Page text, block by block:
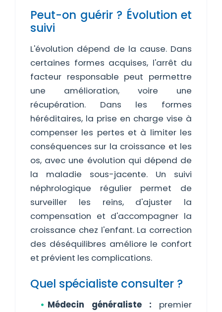
Peut-on guérir ? Évolution et
suivi
L'évolution dépend de la cause. Dans
certaines formes acquises, l'arrêt du
facteur responsable peut permettre
une amélioration, voire une
récupération. Dans les formes
héréditaires, la prise en charge vise à
compenser les pertes et à limiter les
conséquences sur la croissance et les
os, avec une évolution qui dépend de
la maladie sous-jacente. Un suivi
néphrologique régulier permet de
surveiller les reins, d'ajuster la
compensation et d'accompagner la
croissance chez l'enfant. La correction
des déséquilibres améliore le confort
et prévient les complications.
Quel spécialiste consulter ?
Médecin généraliste : premier